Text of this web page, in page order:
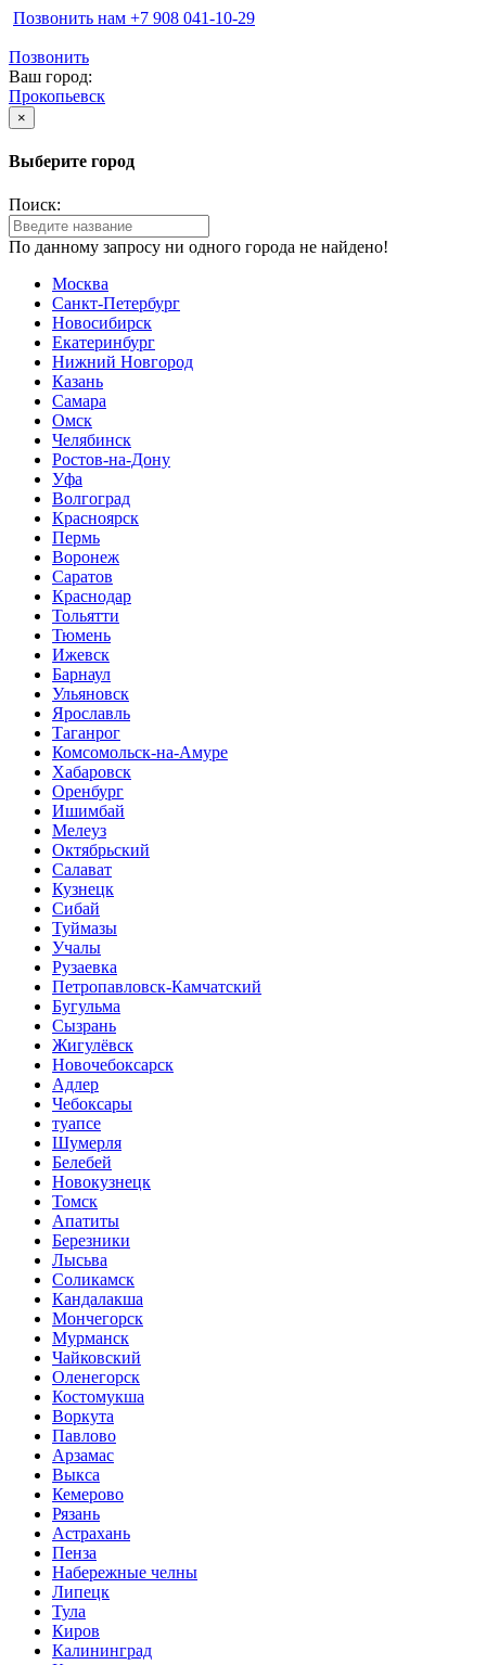
Позвонить нам ‪+7 908 041-10-29
Позвонить
Ваш город:
Прокопьевск
×
Выберите город
Поиск:
По данному запросу ни одного города не найдено!
Москва
Санкт-Петербург
Новосибирск
Екатеринбург
Нижний Новгород
Казань
Самара
Омск
Челябинск
Ростов-на-Дону
Уфа
Волгоград
Красноярск
Пермь
Воронеж
Саратов
Краснодар
Тольятти
Тюмень
Ижевск
Барнаул
Ульяновск
Ярославль
Таганрог
Комсомольск-на-Амуре
Хабаровск
Оренбург
Ишимбай
Мелеуз
Октябрьский
Салават
Кузнецк
Сибай
Туймазы
Учалы
Рузаевка
Петропавловск-Камчатский
Бугульма
Сызрань
Жигулёвск
Новочебоксарск
Адлер
Чебоксары
туапсе
Шумерля
Белебей
Новокузнецк
Томск
Апатиты
Березники
Лысьва
Соликамск
Кандалакша
Мончегорск
Мурманск
Чайковский
Оленегорск
Костомукша
Воркута
Павлово
Арзамас
Выкса
Кемерово
Рязань
Астрахань
Пенза
Набережные челны
Липецк
Тула
Киров
Калининград